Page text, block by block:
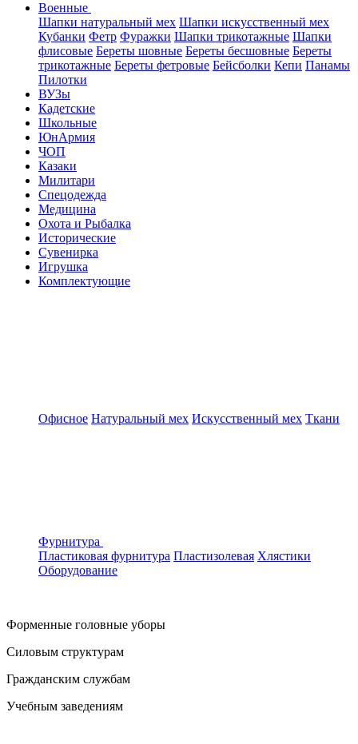
Военные
Шапки натуральный мех Шапки искусственный мех
Кубанки Фетр Фуражки Шапки трикотажные Шапки
флисовые Береты шовные Береты бесшовные Береты
трикотажные Береты фетровые Бейсболки Кепи Панамы
Пилотки
ВУЗы
Кадетские
Школьные
ЮнАрмия
ЧОП
Казаки
Милитари
Спецодежда
Медицина
Охота и Рыбалка
Исторические
Сувенирка
Игрушка
Комплектующие
Офисное Натуральный мех Искусственный мех Ткани
Фурнитура
Пластиковая фурнитура Пластизолевая Хлястики
Оборудование
Форменные головные уборы
Силовым структурам
Гражданским службам
Учебным заведениям